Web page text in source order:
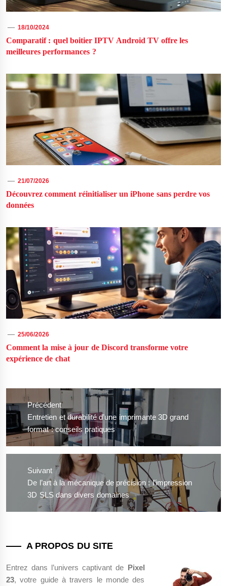
18/10/2024
Comparatif : quel boitier IPTV Android TV offre les
meilleures performances ?
21/07/2026
Découvrez comment réinitialiser un iPhone sans perdre vos
données
25/06/2026
Comment la mise à jour de Discord transforme votre
expérience de chat
Navigation
de
l’article
Précédent
Previous
post:
Entretien et durabilité d’une imprimante 3D grand
format : conseils pratiques
Suivant
Next
post:
De l’art à la mécanique de précision : l’impression
3D SLS dans divers domaines
A PROPOS DU SITE
Entrez dans l’univers captivant de Pixel
23, votre guide à travers le monde des